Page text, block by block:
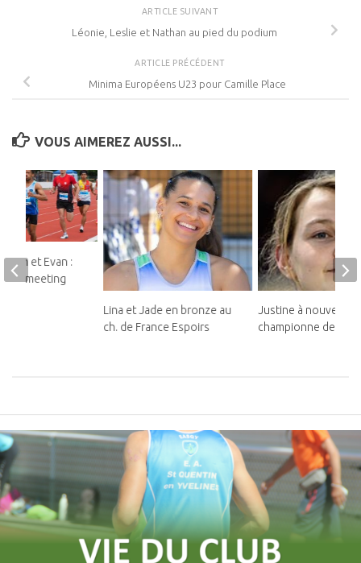
ARTICLE SUIVANT
Léonie, Leslie et Nathan au pied du podium
ARTICLE PRÉCÉDENT
Minima Européens U23 pour Camille Place
VOUS AIMEREZ AUSSI...
Lina et Jade en bronze au
ch. de France Espoirs
Justine à nouveau
championne de
et Evan :
au meeting